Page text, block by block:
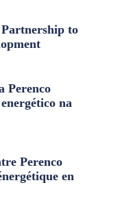
Partnership to
Perenco
na
Perenco
en